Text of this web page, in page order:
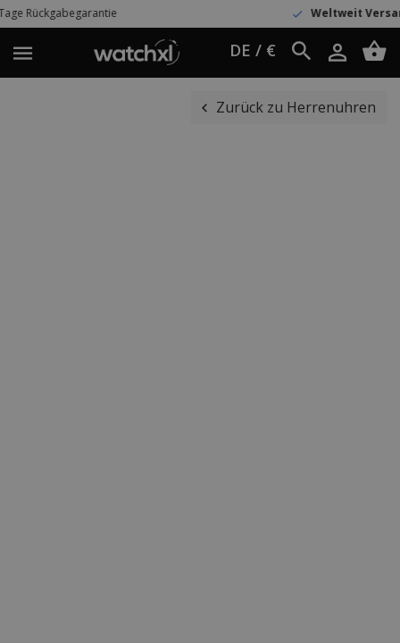
Weltweit VersandUPS Express
DE / €
Zurück zu Herrenuhren